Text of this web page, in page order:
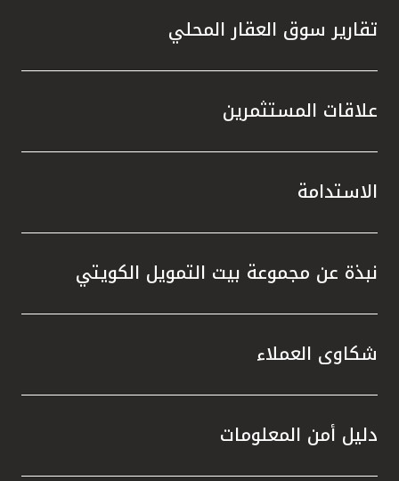
تقارير سوق العقار المحلي
علاقات المستثمرين
الاستدامة
نبذة عن مجموعة بيت التمويل الكويتي
شكاوى العملاء
دليل أمن المعلومات